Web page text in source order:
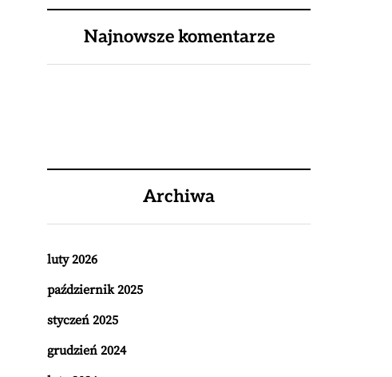
Najnowsze komentarze
Archiwa
luty 2026
październik 2025
styczeń 2025
grudzień 2024